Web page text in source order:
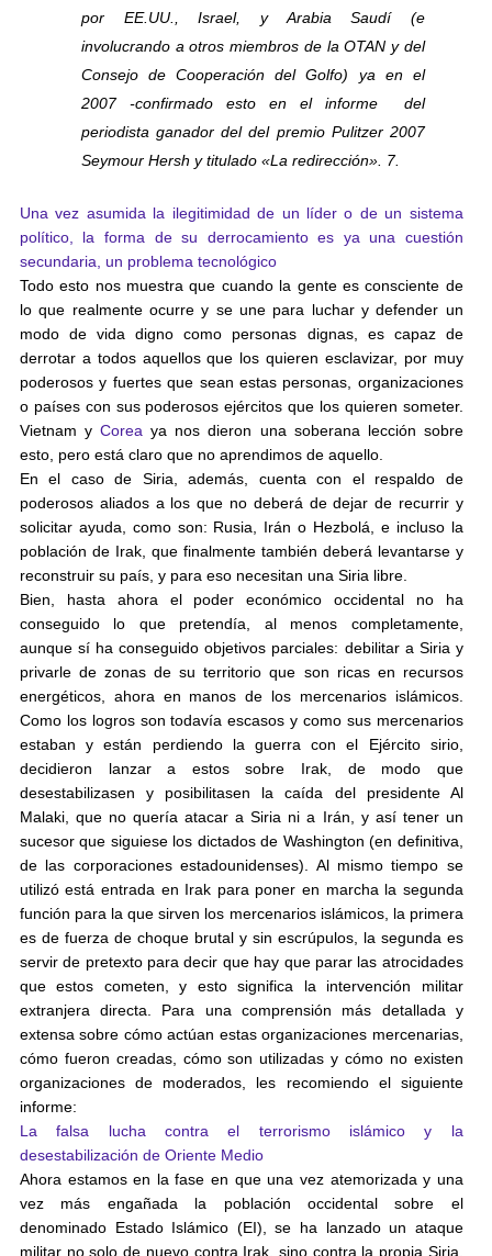
por EE.UU., Israel, y Arabia Saudí (e
involucrando a otros miembros de la OTAN y del
Consejo de Cooperación del Golfo) ya en el
2007 -confirmado esto en el informe del
periodista ganador del del premio Pulitzer 2007
Seymour Hersh y titulado «La redirección». 7.
Una vez asumida la ilegitimidad de un líder o de un sistema
político, la forma de su derrocamiento es ya una cuestión
secundaria, un problema tecnológico
Todo esto nos muestra que cuando la gente es consciente de
lo que realmente ocurre y se une para luchar y defender un
modo de vida digno como personas dignas, es capaz de
derrotar a todos aquellos que los quieren esclavizar, por muy
poderosos y fuertes que sean estas personas, organizaciones
o países con sus poderosos ejércitos que los quieren someter.
Vietnam yCorea ya nos dieron una soberana lección sobre
esto, pero está claro que no aprendimos de aquello.
En el caso de Siria, además, cuenta con el respaldo de
poderosos aliados a los que no deberá de dejar de recurrir y
solicitar ayuda, como son: Rusia, Irán o Hezbolá, e incluso la
población de Irak, que finalmente también deberá levantarse y
reconstruir su país, y para eso necesitan una Siria libre.
Bien, hasta ahora el poder económico occidental no ha
conseguido lo que pretendía, al menos completamente,
aunque sí ha conseguido objetivos parciales: debilitar a Siria y
privarle de zonas de su territorio que son ricas en recursos
energéticos, ahora en manos de los mercenarios islámicos.
Como los logros son todavía escasos y como sus mercenarios
estaban y están perdiendo la guerra con el Ejército sirio,
decidieron lanzar a estos sobre Irak, de modo que
desestabilizasen y posibilitasen la caída del presidente Al
Malaki, que no quería atacar a Siria ni a Irán, y así tener un
sucesor que siguiese los dictados de Washington (en definitiva,
de las corporaciones estadounidenses). Al mismo tiempo se
utilizó está entrada en Irak para poner en marcha la segunda
función para la que sirven los mercenarios islámicos, la primera
es de fuerza de choque brutal y sin escrúpulos, la segunda es
servir de pretexto para decir que hay que parar las atrocidades
que estos cometen, y esto significa la intervención militar
extranjera directa. Para una comprensión más detallada y
extensa sobre cómo actúan estas organizaciones mercenarias,
cómo fueron creadas, cómo son utilizadas y cómo no existen
organizaciones de moderados, les recomiendo el siguiente
informe:
La falsa lucha contra el terrorismo islámico y la
desestabilización de Oriente Medio
Ahora estamos en la fase en que una vez atemorizada y una
vez más engañada la población occidental sobre el
denominado Estado Islámico (EI), se ha lanzado un ataque
militar no solo de nuevo contra Irak, sino contra la propia Siria,